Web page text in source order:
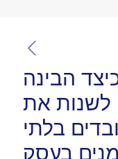
הבינה
לשנות את
בלתי